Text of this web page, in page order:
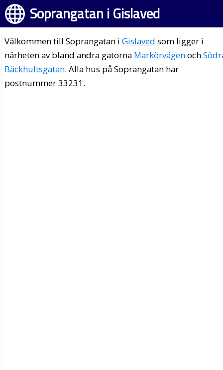
Soprangatan i Gislaved
Välkommen till Soprangatan iGislaved som ligger i
närheten av bland andra gatorna Markörvägenoch
Bäckhultsgatan. Alla hus på Soprangatan har
postnummer 33231.